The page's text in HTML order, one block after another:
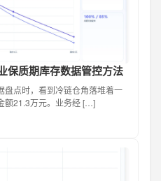
保质期库存数据管控方法
盘点时，看到冷链仓角落堆着一
额21.3万元。业务经 […]